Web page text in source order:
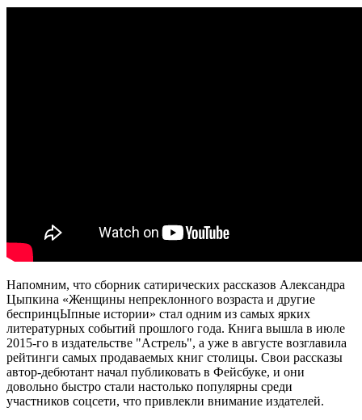
Напомним, что сборник сатирических рассказов Александра
Цыпкина «Женщины непреклонного возраста и другие
беспринцЫпные истории» стал одним из самых ярких
литературных событий прошлого года. Книга вышла в июле
2015-го в издательстве "Астрель", а уже в августе возглавила
рейтинги самых продаваемых книг столицы. Свои рассказы
автор-дебютант начал публиковать в Фейсбуке, и они
довольно быстро стали настолько популярны среди
участников соцсети, что привлекли внимание издателей.